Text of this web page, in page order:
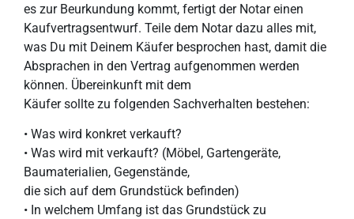
es zur Beurkundung kommt, fertigt der Notar einen
Kaufvertragsentwurf. Teile dem Notar dazu alles mit,
was Du mit Deinem Käufer besprochen hast, damit die
Absprachen in den Vertrag aufgenommen werden
können. Übereinkunft mit dem
Käufer sollte zu folgenden Sachverhalten bestehen:
• Was wird konkret verkauft?
• Was wird mit verkauft? (Möbel, Gartengeräte,
Baumaterialien, Gegenstände,
die sich auf dem Grundstück befinden)
• In welchem Umfang ist das Grundstück zu